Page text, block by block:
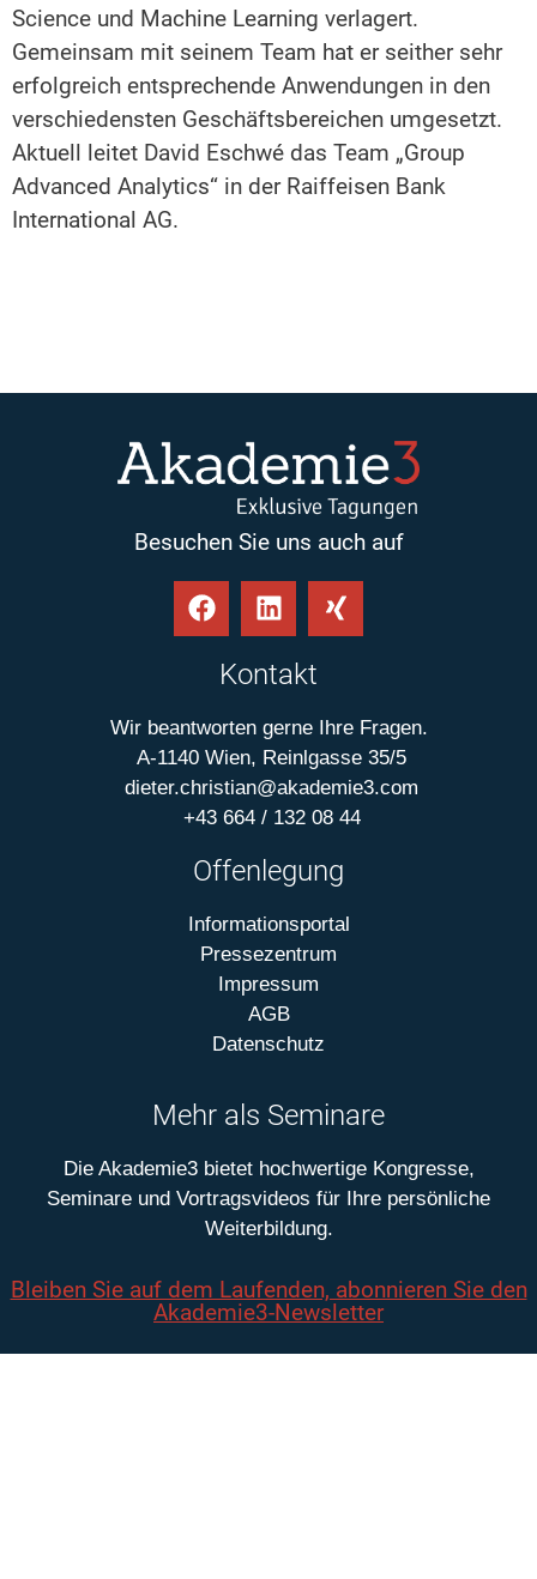
Science und Machine Learning verlagert.
Gemeinsam mit seinem Team hat er seither sehr
erfolgreich entsprechende Anwendungen in den
verschiedensten Geschäftsbereichen umgesetzt.
Aktuell leitet David Eschwé das Team „Group
Advanced Analytics“ in der Raiffeisen Bank
International AG.
Besuchen Sie uns auch auf
Kontakt
Wir beantworten gerne Ihre Fragen.
A-1140 Wien, Reinlgasse 35/5
dieter.christian@akademie3.com
+43 664 / 132 08 44
Offenlegung
Informationsportal
Pressezentrum
Impressum
AGB
Datenschutz
Mehr als Seminare
Die Akademie3 bietet hochwertige Kongresse,
Seminare und Vortragsvideos für Ihre persönliche
Weiterbildung.
Bleiben Sie auf dem Laufenden, abonnieren Sie den
Akademie3-Newsletter